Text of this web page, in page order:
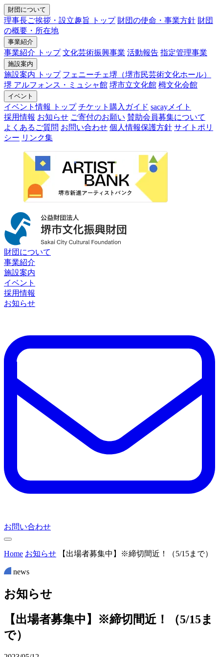
財団について
理事長ご挨拶・設立趣旨 トップ 財団の使命・事業方針 財団
の概要・所在地
事業紹介
事業紹介 トップ 文化芸術振興事業 活動報告 指定管理事業
施設案内
施設案内 トップ フェニーチェ堺（堺市民芸術文化ホール）
堺 アルフォンス・ミュシャ館 堺市立文化館 栂文化会館
イベント
イベント情報 トップ チケット購入ガイド sacayメイト
採用情報 お知らせ ご寄付のお願い 賛助会員募集について
よくあるご質問 お問い合わせ 個人情報保護方針 サイトポリ
シー リンク集
財団について
事業紹介
施設案内
イベント
採用情報
お知らせ
お問い合わせ
Home お知らせ 【出場者募集中】※締切間近！（5/15まで）
news
お知らせ
【出場者募集中】※締切間近！（5/15ま
で）